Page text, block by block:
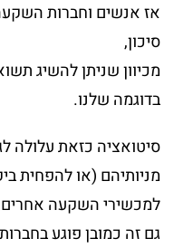
אז אנשים וחברות
סיכון,
בדוגמה שלנו.
סיטואציה כזאת עלולה
מניותיהם (או להפחית
למכשירי השקעה
גם זה כמובן פוגע